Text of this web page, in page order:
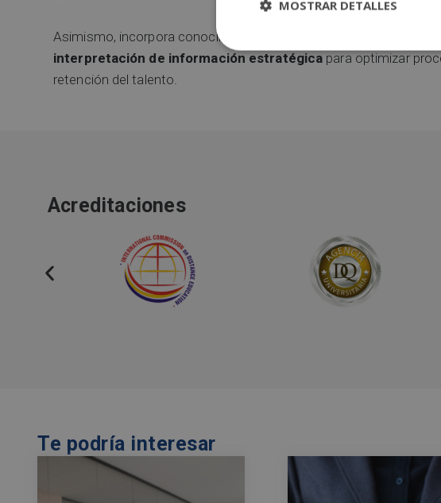
Asimismo, incorpora conocimientos sobre analítica de datos y
interpretación de información estratégicapara optimizar
retención del talento.
Acreditaciones
Te podría interesar
MOSTRAR DETALLES